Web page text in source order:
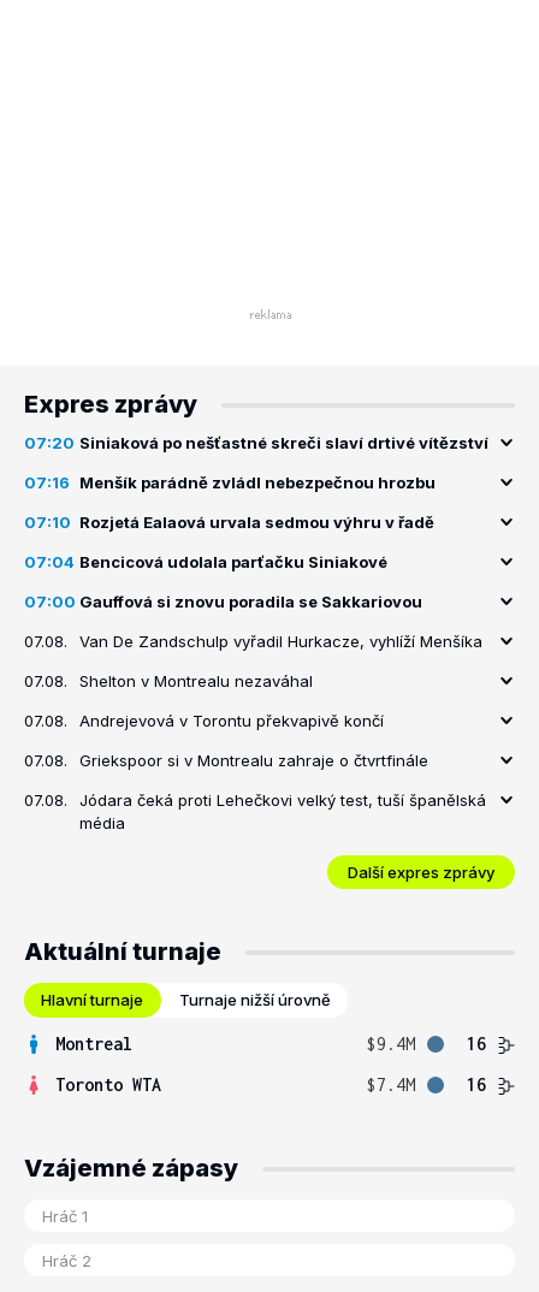
Expres zprávy
07:20 Siniaková po nešťastné skreči slaví drtivé vítězství
07:16 Menšík parádně zvládl nebezpečnou hrozbu
07:10 Rozjetá Ealaová urvala sedmou výhru v řadě
07:04 Bencicová udolala parťačku Siniakové
07:00 Gauffová si znovu poradila se Sakkariovou
07.08. Van De Zandschulp vyřadil Hurkacze, vyhlíží Menšíka
07.08. Shelton v Montrealu nezaváhal
07.08. Andrejevová v Torontu překvapivě končí
07.08. Griekspoor si v Montrealu zahraje o čtvrtfinále
07.08.
Jódara čeká proti Lehečkovi velký test, tuší španělská
média
Další expres zprávy
Aktuální turnaje
Hlavní turnaje Turnaje nižší úrovně
Montreal $9.4M
16
Toronto WTA
$7.4M 16
Vzájemné zápasy